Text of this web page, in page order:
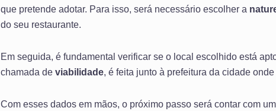
que pretende adotar. Para isso, será necessário escolher a
do seu restaurante.
Em seguida, é fundamental verificar se o local escolhido está
chamada de viabilidade, é feita junto à prefeitura da cidade
Com esses dados em mãos, o próximo passo será contar com um